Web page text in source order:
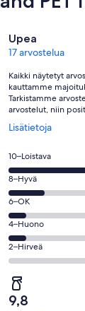
Arvostelut
Upea
17 arvostelua
Kaikki näytetyt
kauttamme
Tarkistamme
arvostelut, niin
Lisätietoja
Avautuu
ikkunaan
Arvosana
10
-
Loistava.
13
kautta
17
arvostelua
10–Loistava
Arvosana
8
-
Hyvä.
2
kautta
arvostelua
8–Hyvä
Arvosana
6
-
OK.
1
kautta
17
arvostelua
6–OK
Arvosana
4
-
kautta
4–Huono
Arvosana
2
-
Hirveä.
0
2–Hirveä
9,8